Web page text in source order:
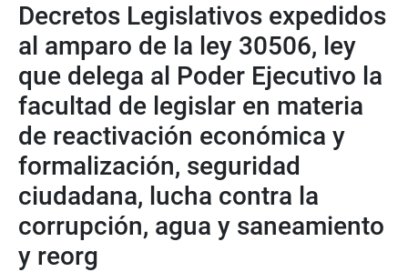
Decretos Legislativos expedidos
al amparo de la ley 30506, ley
que delega al Poder Ejecutivo la
facultad de legislar en materia
de reactivación económica y
formalización, seguridad
ciudadana, lucha contra la
corrupción, agua y saneamiento
y reorg